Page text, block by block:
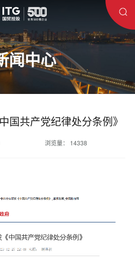
闻中心
国共产党纪律处分条例》
浏览量： 14338